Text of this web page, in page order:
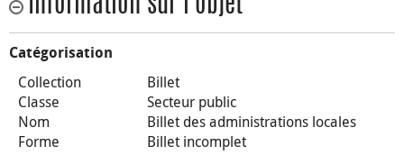
Information sur l'objet
Catégorisation
Collection
Billet
Classe
Secteur public
Nom
Billet des administrations locales
Forme
Billet incomplet